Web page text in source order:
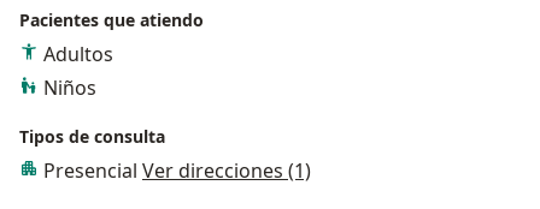
Pacientes que atiendo
Adultos
Niños
Tipos de consulta
Presencial Ver direcciones (1)